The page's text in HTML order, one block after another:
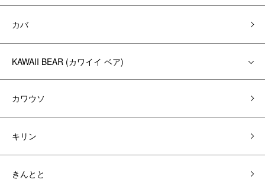
カバ
KAWAII BEAR (カワイイ ベア)
カワウソ
キリン
きんとと